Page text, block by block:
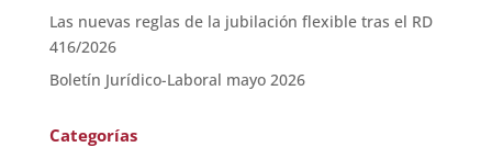
Las nuevas reglas de la jubilación flexible tras el RD
416/2026
Boletín Jurídico-Laboral mayo 2026
Categorías